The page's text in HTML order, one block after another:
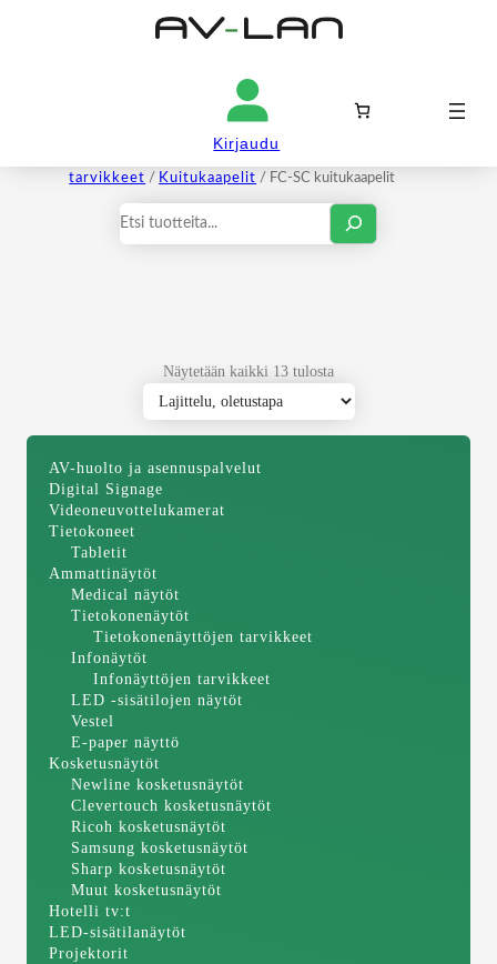
Kirjaudu
FC-SC kuitukaapelit
tarvikkeet / Kuitukaapelit / FC-SC kuitukaapelit
Haku
Näytetään kaikki 13 tulosta
AV-huolto ja asennuspalvelut
Digital Signage
Videoneuvottelukamerat
Tietokoneet
Tabletit
Ammattinäytöt
Medical näytöt
Tietokonenäytöt
Tietokonenäyttöjen tarvikkeet
Infonäytöt
Infonäyttöjen tarvikkeet
LED -sisätilojen näytöt
Vestel
E-paper näyttö
Kosketusnäytöt
Newline kosketusnäytöt
Clevertouch kosketusnäytöt
Ricoh kosketusnäytöt
Samsung kosketusnäytöt
Sharp kosketusnäytöt
Muut kosketusnäytöt
Hotelli tv:t
LED-sisätilanäytöt
Projektorit